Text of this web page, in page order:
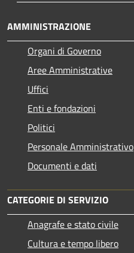
AMMINISTRAZIONE
Organi di Governo
Aree Amministrative
Uffici
Enti e fondazioni
Politici
Personale Amministrativo
Documenti e dati
CATEGORIE DI SERVIZIO
Anagrafe e stato civile
Cultura e tempo libero